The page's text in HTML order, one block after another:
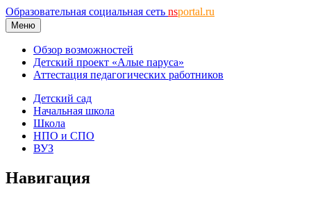
Образовательная социальная сеть nsportal.ru
Меню
Обзор возможностей
Детский проект «Алые паруса»
Аттестация педагогических работников
Детский сад
Начальная школа
Школа
НПО и СПО
ВУЗ
Навигация